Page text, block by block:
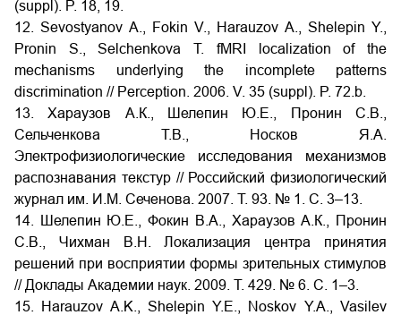
(suppl). P. 18, 19.
12. Sevostyanov A., Fokin V., Harauzov A., Shelepin Y.,
Pronin S., Selchenkova T. fMRI localization of the
mechanisms underlying the incomplete patterns
discrimination // Perception. 2006. V. 35 (suppl). P. 72.b.
13. Хараузов А.К., Шелепин Ю.Е., Пронин С.В.,
Сельченкова Т.В., Носков Я.А.
Электрофизиологические исследования механизмов
распознавания текстур // Российский физиологический
журнал им. И.М. Сеченова. 2007. Т. 93. № 1. С. 3–13.
14. Шелепин Ю.Е., Фокин В.А., Хараузов А.К., Пронин
С.В., Чихман В.Н. Локализация центра принятия
решений при восприятии формы зрительных стимулов
// Доклады Академии наук. 2009. Т. 429. № 6. С. 1–3.
15. Harauzov A.K., Shelepin Y.E., Noskov Y.A., Vasilev